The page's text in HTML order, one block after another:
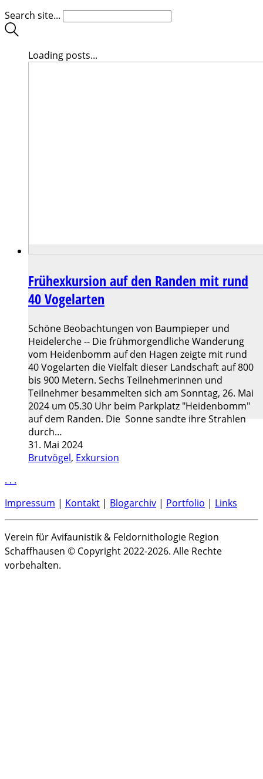
Search site...
Loading posts...
Frühexkursion auf den Randen mit rund
40 Vogelarten
Schöne Beobachtungen von Baumpieper und
Heidelerche -- Die frühmorgendliche Wanderung
vom Heidenbomm auf den Hagen zeigte mit rund
40 Vogelarten die Vielfalt dieser Landschaft auf 800
bis 900 Metern. Sechs Teilnehmerinnen und
Teilnehmer besammelten sich am Sonntag, 26. Mai
2024 um 05.30 Uhr beim Parkplatz "Heidenbomm"
auf dem Randen. Die Sonne sandte ihre Strahlen
durch…
31. Mai 2024
Brutvögel, Exkursion
. . .
Impressum | Kontakt | Blogarchiv | Portfolio | Links
Verein für Avifaunistik & Feldornithologie Region
Schaffhausen © Copyright 2022-2026. Alle Rechte
vorbehalten.